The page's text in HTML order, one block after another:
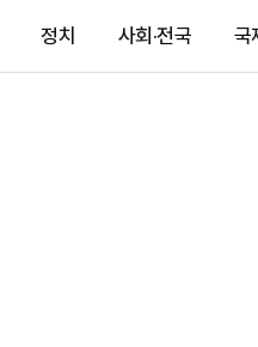
정치 사회·전국 국